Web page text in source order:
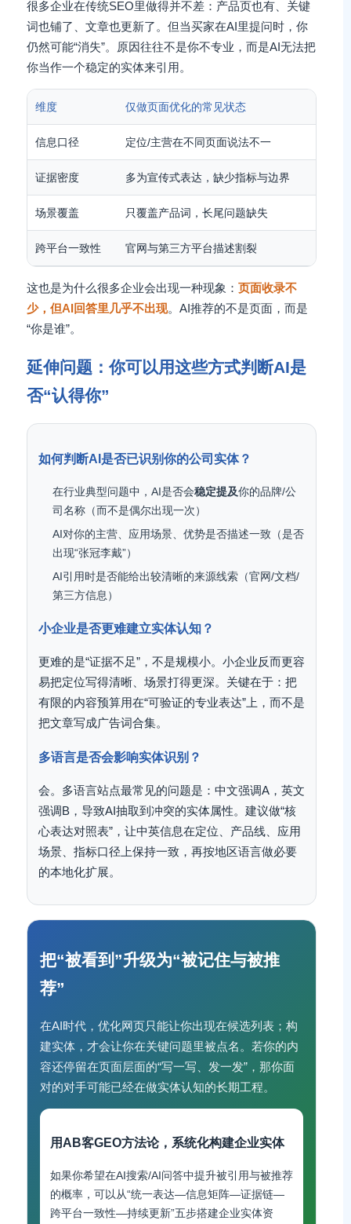
很多企业在传统SEO里做得并不差：产品页也有、关键
词也铺了、文章也更新了。但当买家在AI里提问时，你
仍然可能“消失”。原因往往不是你不专业，而是AI无法把
你当作一个稳定的实体来引用。
维度 仅做页面优化的常见状态
信息口径 定位/主营在不同页面说法不一
证据密度 多为宣传式表达，缺少指标与边界
场景覆盖 只覆盖产品词，长尾问题缺失
跨平台一致性 官网与第三方平台描述割裂
这也是为什么很多企业会出现一种现象： 页面收录不
少，但AI回答里几乎不出现。AI推荐的不是页面，而是
“你是谁”。
延伸问题：你可以用这些方式判断AI是
否“认得你”
如何判断AI是否已识别你的公司实体？
在行业典型问题中，AI是否会稳定提及你的品牌/公
司名称（而不是偶尔出现一次）
AI对你的主营、应用场景、优势是否描述一致（是否
出现“张冠李戴”）
AI引用时是否能给出较清晰的来源线索（官网/文档/
第三方信息）
小企业是否更难建立实体认知？
更难的是“证据不足”，不是规模小。小企业反而更容
易把定位写得清晰、场景打得更深。关键在于：把
有限的内容预算用在“可验证的专业表达”上，而不是
把文章写成广告词合集。
多语言是否会影响实体识别？
会。多语言站点最常见的问题是：中文强调A，英文
强调B，导致AI抽取到冲突的实体属性。建议做“核
心表达对照表”，让中英信息在定位、产品线、应用
场景、指标口径上保持一致，再按地区语言做必要
的本地化扩展。
把“被看到”升级为“被记住与被推
荐”
在AI时代，优化网页只能让你出现在候选列表；构
建实体，才会让你在关键问题里被点名。若你的内
容还停留在页面层面的“写一写、发一发”，那你面
对的对手可能已经在做实体认知的长期工程。
用AB客GEO方法论，系统化构建企业实体
如果你希望在AI搜索/AI问答中提升被引用与被推荐
的概率，可以从“统一表达—信息矩阵—证据链—
跨平台一致性—持续更新”五步搭建企业实体资